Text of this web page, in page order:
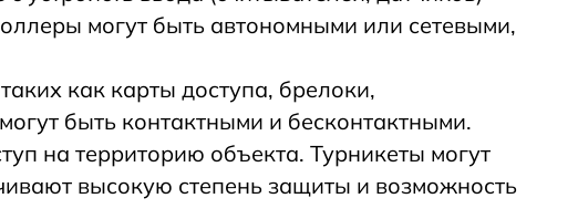
могут быть автономными или сетевыми,
как карты доступа, брелоки,
быть контактными и бесконтактными.
на территорию объекта. Турникеты могут
высокую степень защиты и возможность